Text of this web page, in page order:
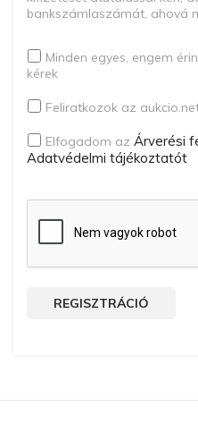
bankszámlaszámát, ahová
Minden egyes, engem
kérek
Feliratkozok az
Elfogadom az Árverési
Adatvédelmi tájékoztatót
REGISZTRÁCIÓ